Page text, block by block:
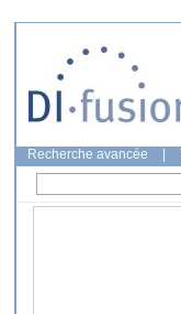
Recherche avancée